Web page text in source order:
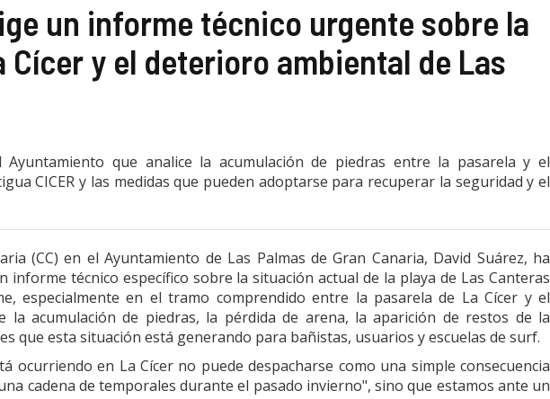
un informe técnico urgente sobre la
Cícer y el deterioro ambiental de Las
Ayuntamiento que analice la acumulación de piedras entre la pasarela y el
CICER y las medidas que pueden adoptarse para recuperar la seguridad y el
(CC) en el Ayuntamiento de Las Palmas de Gran Canaria, David Suárez, ha
informe técnico específico sobre la situación actual de la playa de Las Canteras
especialmente en el tramo comprendido entre la pasarela de La Cícer y el
la acumulación de piedras, la pérdida de arena, la aparición de restos de la
que esta situación está generando para bañistas, usuarios y escuelas de surf.
ocurriendo en La Cícer no puede despacharse como una simple consecuencia
cadena de temporales durante el pasado invierno", sino que estamos ante un